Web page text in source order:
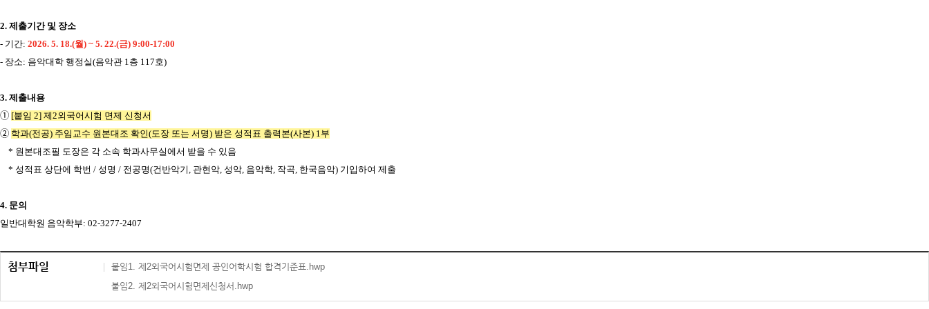
2. 제출기간 및 장소
- 기간: 2026. 5. 18.(월) ~ 5. 22.(금) 9:00-17:00
- 장소: 음악대학 행정실(음악관 1층 117호)
3. 제출내용
➀ [붙임 2] 제2외국어시험 면제 신청서
➁ 학과(전공) 주임교수 원본대조 확인(도장 또는 서명) 받은 성적표 출력본(사본) 1부
* 원본대조필 도장은 각 소속 학과사무실에서 받을 수 있음
* 성적표 상단에 학번 / 성명 / 전공명(건반악기, 관현악, 성악, 음악학, 작곡, 한국음악) 기입하여 제출
4. 문의
일반대학원 음악학부: 02-3277-2407
첨부파일
붙임1. 제2외국어시험면제 공인어학시험 합격기준표.hwp
붙임2. 제2외국어시험면제신청서.hwp